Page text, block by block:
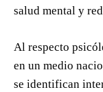
salud mental y
Al respecto
en un medio
se identifican